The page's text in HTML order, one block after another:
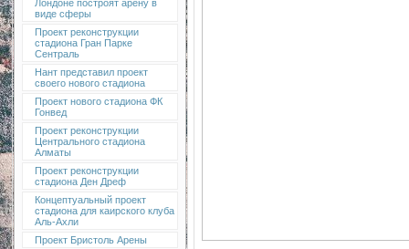
Лондоне построят арену в
виде сферы
Проект реконструкции
стадиона Гран Парке
Сентраль
Нант представил проект
своего нового стадиона
Проект нового стадиона ФК
Гонвед
Проект реконструкции
Центрального стадиона
Алматы
Проект реконструкции
стадиона Ден Дреф
Концептуальный проект
стадиона для каирского клуба
Аль-Ахли
Проект Бристоль Арены